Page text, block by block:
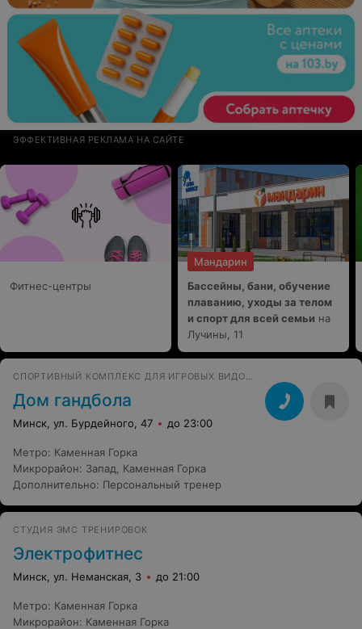
ЭФФЕКТИВНАЯ РЕКЛАМА НА САЙТЕ
Фитнес-центры
Мандарин
Бассейны, бани, обучение
плаванию, уходы за телом
и спорт для всей семьи на
Лучины, 11
СПОРТИВНЫЙ КОМПЛЕКС ДЛЯ ИГРОВЫХ ВИДОВ СПОРТА
Дом гандбола
Минск, ул. Бурдейного, 47 до 23:00
Метро: Каменная Горка
Микрорайон: Запад
Каменная Горка
Дополнительно: Персональный тренер
СТУДИЯ ЭМС ТРЕНИРОВОК
Электрофитнес
Минск, ул. Неманская, 3 до 21:00
Метро: Каменная Горка
Микрорайон: Каменная Горка